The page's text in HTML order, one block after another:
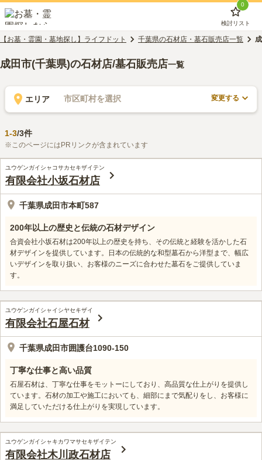
0
検討リスト
【お墓・霊園・墓地探し】ライフドット 千葉県の石材店・墓石販売店一覧
成田市(千葉県)の石材店/墓石販売店一覧
エリア 市区町村を選択 変更する
1-3/3件
※このページにはPRリンクが含まれています
ユウゲンガイシャコサカセキザイテン
有限会社小坂石材店
千葉県成田市本町587
200年以上の歴史と伝統の石材デザイン
合資会社小坂石材は200年以上の歴史を持ち、その伝統と経験を活かした石
材デザインを提供しています。日本の伝統的な和型墓石から洋型まで、幅広
いデザインを取り扱い、お客様のニーズに合わせた墓石をご提供していま
す。
ユウゲンガイシャイシヤセキザイ
有限会社石屋石材
千葉県成田市囲護台1090-150
丁寧な仕事と高い品質
石屋石材は、丁寧な仕事をモットーにしており、高品質な仕上がりを提供し
ています。石材の加工や施工においても、細部にまで気配りをし、お客様に
満足していただける仕上がりを実現しています。
ユウゲンガイシャキカワマサセキザイテン
有限会社木川政石材店